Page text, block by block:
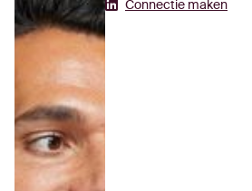
Connectie maken
Geoffrey Jansen's Linkedin